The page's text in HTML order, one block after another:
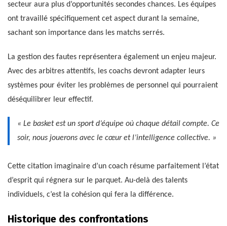
secteur aura plus d’opportunités secondes chances. Les équipes
ont travaillé spécifiquement cet aspect durant la semaine,
sachant son importance dans les matchs serrés.
La gestion des fautes représentera également un enjeu majeur.
Avec des arbitres attentifs, les coachs devront adapter leurs
systèmes pour éviter les problèmes de personnel qui pourraient
déséquilibrer leur effectif.
« Le basket est un sport d’équipe où chaque détail compte. Ce
soir, nous jouerons avec le cœur et l’intelligence collective. »
Cette citation imaginaire d’un coach résume parfaitement l’état
d’esprit qui régnera sur le parquet. Au-delà des talents
individuels, c’est la cohésion qui fera la différence.
Historique des confrontations